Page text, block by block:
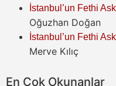
İstanbul’un Fethi
Oğuzhan Doğan
İstanbul’un Fethi
Merve Kılıç
En Çok Okunanlar